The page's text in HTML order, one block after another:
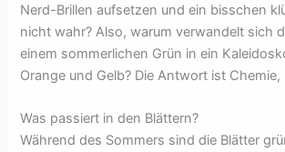
Nerd-Brillen aufsetzen und ein bisschen
nicht wahr? Also, warum verwandelt sich
einem sommerlichen Grün in ein
Orange und Gelb? Die Antwort ist Chemie,
Was passiert in den Blättern?
Während des Sommers sind die Blätter